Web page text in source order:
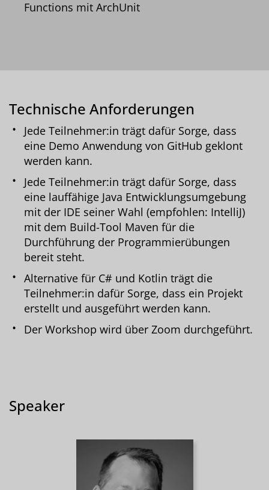
Functions mit ArchUnit
Technische Anforderungen
Jede Teilnehmer:in trägt dafür Sorge, dass
eine Demo Anwendung von GitHub geklont
werden kann.
Jede Teilnehmer:in trägt dafür Sorge, dass
eine lauffähige Java Entwicklungsumgebung
mit der IDE seiner Wahl (empfohlen: IntelliJ)
mit dem Build-Tool Maven für die
Durchführung der Programmierübungen
bereit steht.
Alternative für C# und Kotlin trägt die
Teilnehmer:in dafür Sorge, dass ein Projekt
erstellt und ausgeführt werden kann.
Der Workshop wird über Zoom durchgeführt.
Speaker